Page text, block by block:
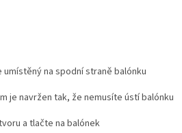
na spodní straně balónku
je navržen tak, že nemusíte ústí balónku
a tlačte na balónek